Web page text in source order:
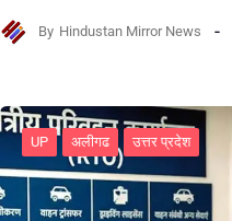
By Hindustan Mirror News
UP अलीगढ उत्तर प्रदेश